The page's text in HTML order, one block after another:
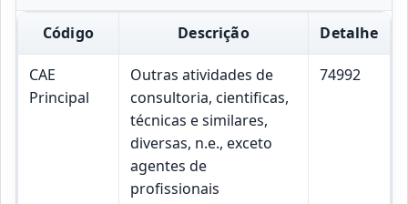
Código Descrição Detalhe
CAE
Principal
Outras atividades de
consultoria, cientificas,
técnicas e similares,
diversas, n.e., exceto
agentes de
profissionais
74992